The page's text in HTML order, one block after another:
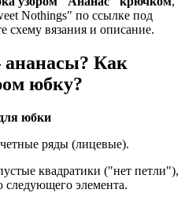
Nothings" по ссылке под
схему вязания и описание.
ананасы? Как
юбку?
юбки
ряды (лицевые).
квадратики ("нет петли"),
следующего элемента.